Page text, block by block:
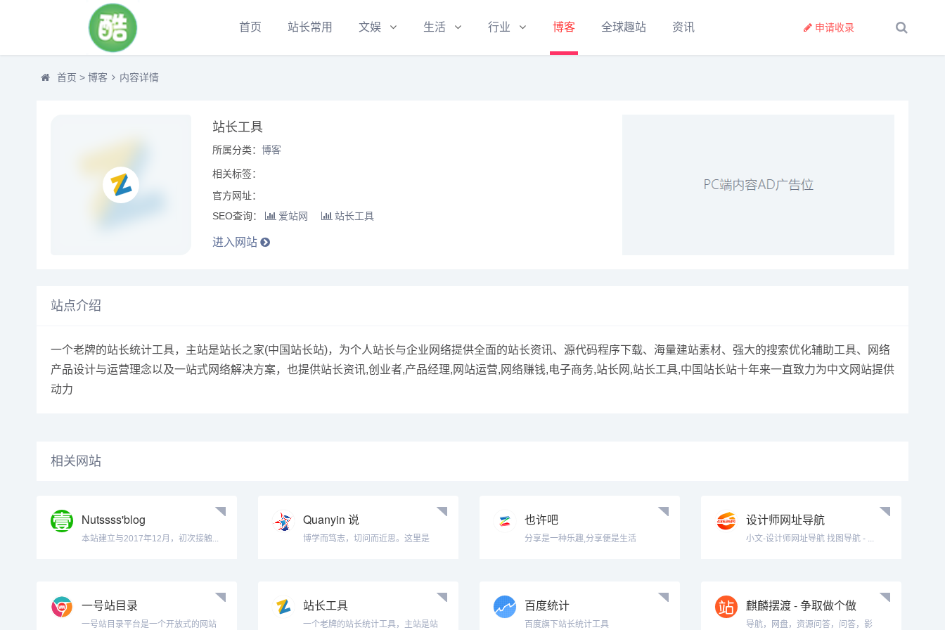
首页 站长常用 文娱 生活 行业 博客 全球趣站 资讯 申请收录
首页 > 博客 内容详情
站长工具
所属分类： 博客
相关标签：
官方网址：
SEO查询：
爱站网 站长工具
进入网站
站点介绍
一个老牌的站长统计工具，主站是站长之家(中国站长站)，为个人站长与企业网络提供全面的站长资讯、源代码程序下载、海量建站素材、强大的搜索优化辅助工具、网络
产品设计与运营理念以及一站式网络解决方案，也提供站长资讯,创业者,产品经理,网站运营,网络赚钱,电子商务,站长网,站长工具,中国站长站十年来一直致力为中文网站提供
动力
相关网站
Nutssss'blog
本站建立与2017年12月，初次接触...
Quanyin 说
博学而笃志，切问而近思。这里是
也许吧
分享是一种乐趣,分享便是生活
设计师网址导航
小文-设计师网址导航 找图导航 - ...
一号站目录
一号站目录平台是一个开放式的网站
站长工具
一个老牌的站长统计工具，主站是站
百度统计
百度旗下站长统计工具
麒麟摆渡 - 争取做个做
有用的导航 !
导航，网盘，资源问答，问答，影